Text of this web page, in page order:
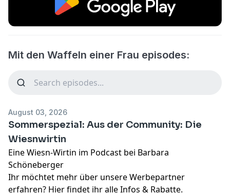
Mit den Waffeln einer Frau episodes:
August 03, 2026
Sommerspezial: Aus der Community: Die
Wiesnwirtin
Eine Wiesn-Wirtin im Podcast bei Barbara
Schöneberger
Ihr möchtet mehr über unsere Werbepartner
erfahren? Hier findet ihr alle Infos & Rabatte.